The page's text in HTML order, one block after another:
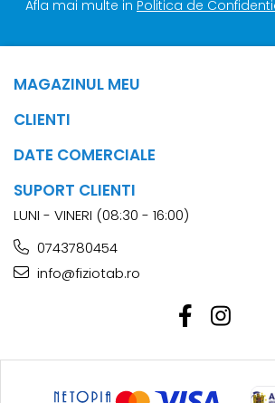
Afla mai multe in Politica de
MAGAZINUL MEU
CLIENTI
DATE COMERCIALE
SUPORT CLIENTI
LUNI - VINERI (08:30 - 16:00)
0743780454
info@fiziotab.ro